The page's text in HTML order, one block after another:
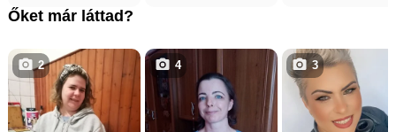
Őket már láttad?
2 4 3